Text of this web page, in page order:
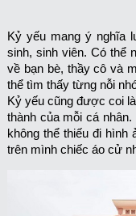
Kỷ yếu mang ý nghĩa
sinh, sinh viên. Có thể
về bạn bè, thầy cô và
thể tìm thấy từng nỗi
Kỷ yếu cũng được coi
thành của mỗi cá
không thể thiếu đi hình
trên mình chiếc áo cử